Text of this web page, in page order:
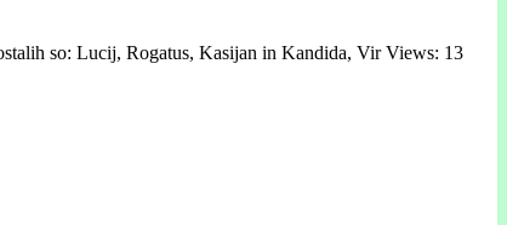
so: Lucij, Rogatus, Kasijan in Kandida, Vir Views: 13